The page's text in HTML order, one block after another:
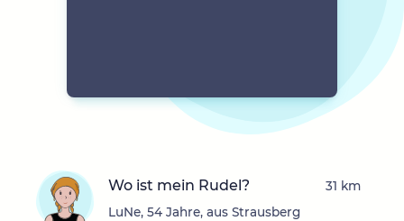
Wo ist mein Rudel?
LuNe, 54 Jahre, aus Strausberg
31 km